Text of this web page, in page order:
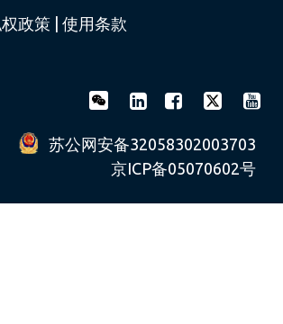
政策 使用条款
苏公网安备32058302003703
京ICP备05070602号